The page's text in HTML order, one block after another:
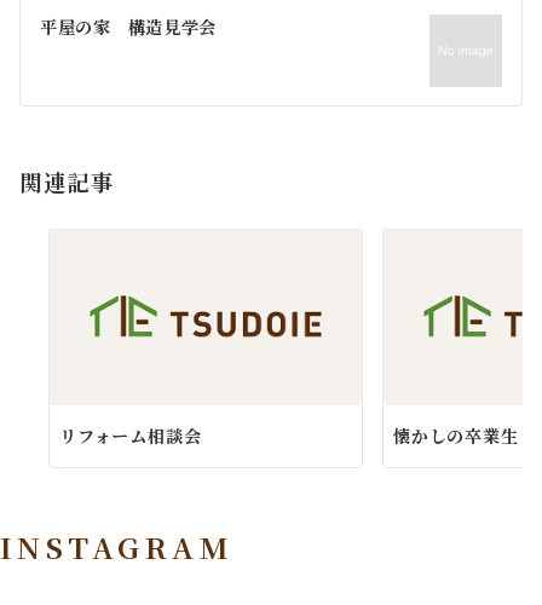
ゲ
シ
ン
平屋の家 構造見学会
関連記事
リフォーム相談会 懐かしの卒業生
INSTAGRAM